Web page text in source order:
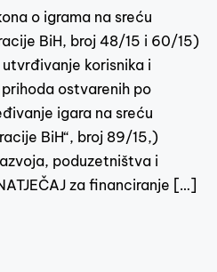
o igrama na sreću
BiH, broj 48/15 i 60/15)
korisnika i
ostvarenih po
igara na sreću
BiH“, broj 89/15,)
poduzetništva i
za financiranje […]